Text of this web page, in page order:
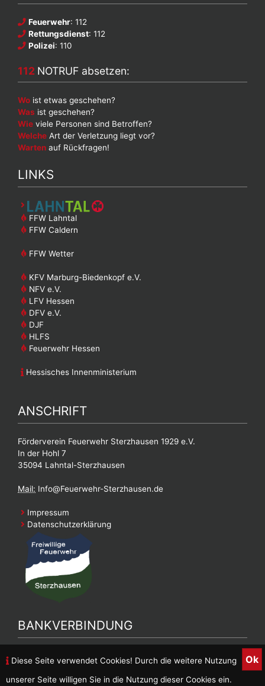
Diese Seite verwendet Cookies! Durch die weitere Nutzung
unserer Seite willigen Sie in die Nutzung dieser Cookies ein.
Ok
Feuerwehr: 112
Rettungsdienst: 112
Polizei: 110
112 NOTRUF absetzen:
Wo ist etwas geschehen?
Was ist geschehen?
Wie viele Personen sind Betroffen?
Welche Art der Verletzung liegt vor?
Warten auf Rückfragen!
LINKS
FFW Lahntal
FFW Caldern
FFW Wetter
KFV Marburg-Biedenkopf e.V.
NFV e.V.
LFV Hessen
DFV e.V.
DJF
HLFS
Feuerwehr Hessen
Hessisches Innenministerium
ANSCHRIFT
Förderverein Feuerwehr Sterzhausen 1929 e.V.
In der Hohl 7
35094 Lahntal-Sterzhausen
Mail: Info@Feuerwehr-Sterzhausen.de
Impressum
Datenschutzerklärung
BANKVERBINDUNG
Bankverbindung Feuerwehrverein
Inhaber: FFW Sterzhausen